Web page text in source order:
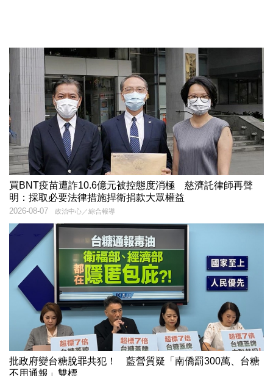
買BNT疫苗遭詐10.6億元被控態度消極 慈濟託律師再聲
明：採取必要法律措施捍衛捐款大眾權益
政治中心／綜合報導
2026-08-07
批政府變台糖脫罪共犯！ 藍營質疑「南僑罰300萬、台糖
不用通報」雙標